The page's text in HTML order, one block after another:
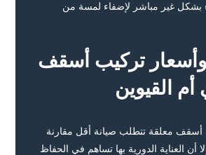
بشكل غير مباشر لإضفاء لمسة من
وأسعار تركيب أسقف
القيوين
معلقة تتطلب صيانة أقل مقارنة
أن العناية الدورية بها تساهم في الحفاظ